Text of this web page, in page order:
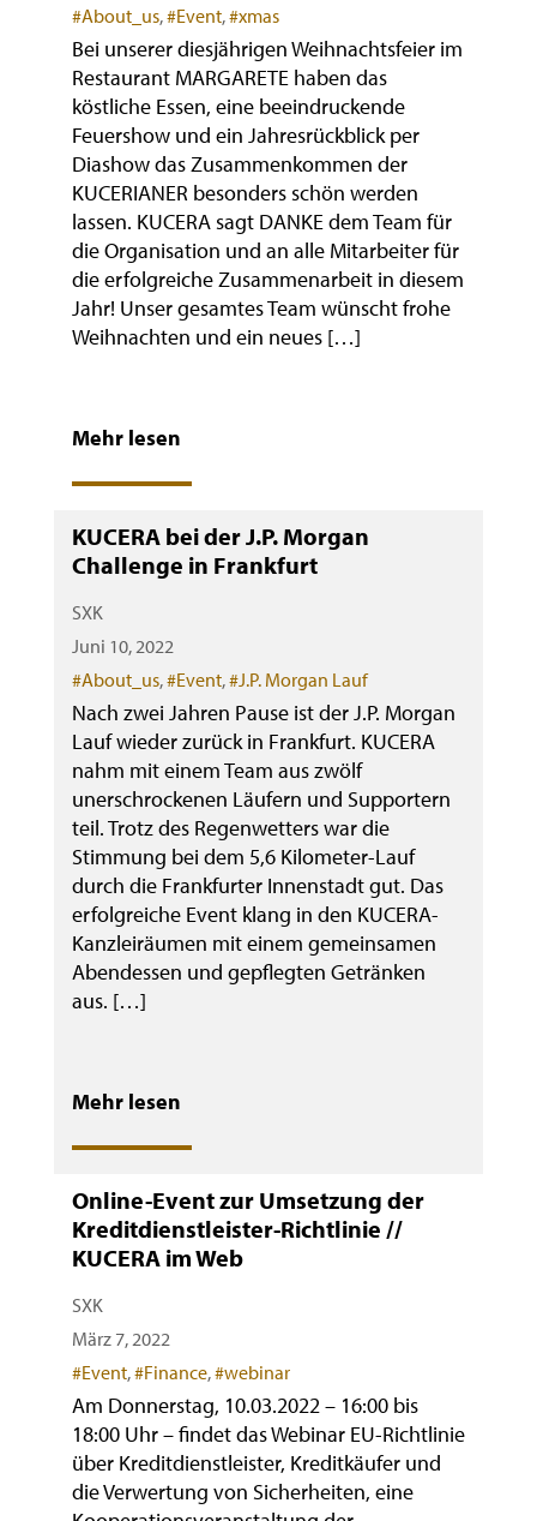
Categories
#About_us,#Event,#xmas
Bei unserer diesjährigen Weihnachtsfeier im
Restaurant MARGARETE haben das
köstliche Essen, eine beeindruckende
Feuershow und ein Jahresrückblick per
Diashow das Zusammenkommen der
KUCERIANER besonders schön werden
lassen. KUCERA sagt DANKE dem Team für
die Organisation und an alle Mitarbeiter für
die erfolgreiche Zusammenarbeit in diesem
Jahr! Unser gesamtes Team wünscht frohe
Weihnachten und ein neues […]
Mehr lesen
KUCERA bei der J.P. Morgan
Challenge in Frankfurt
SXK
Juni 10, 2022
Categories
#About_us,#Event,#J.P. Morgan Lauf
Nach zwei Jahren Pause ist der J.P. Morgan
Lauf wieder zurück in Frankfurt. KUCERA
nahm mit einem Team aus zwölf
unerschrockenen Läufern und Supportern
teil. Trotz des Regenwetters war die
Stimmung bei dem 5,6 Kilometer-Lauf
durch die Frankfurter Innenstadt gut. Das
erfolgreiche Event klang in den KUCERA-
Kanzleiräumen mit einem gemeinsamen
Abendessen und gepflegten Getränken
aus. […]
Mehr lesen
Online-Event zur Umsetzung der
Kreditdienstleister-Richtlinie //
KUCERA im Web
SXK
März 7, 2022
Categories
#Event,#Finance,#webinar
Am Donnerstag, 10.03.2022 – 16:00 bis
18:00 Uhr – findet das Webinar EU-Richtlinie
über Kreditdienstleister, Kreditkäufer und
die Verwertung von Sicherheiten, eine